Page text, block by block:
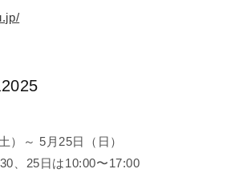
）～ 5月25日（日）
、25日は10:00〜17:00